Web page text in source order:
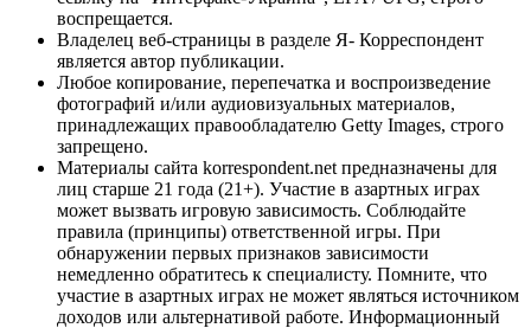
воспрещается.
Владелец веб-страницы в разделе Я- Корреспондент
является автор публикации.
Любое копирование, перепечатка и воспроизведение
фотографий и/или аудиовизуальных материалов,
принадлежащих правообладателю Getty Images, строго
запрещено.
Материалы сайта korrespondent.net предназначены для
лиц старше 21 года (21+). Участие в азартных играх
может вызвать игровую зависимость. Соблюдайте
правила (принципы) ответственной игры. При
обнаружении первых признаков зависимости
немедленно обратитесь к специалисту. Помните, что
участие в азартных играх не может являться источником
доходов или альтернативой работе. Информационный